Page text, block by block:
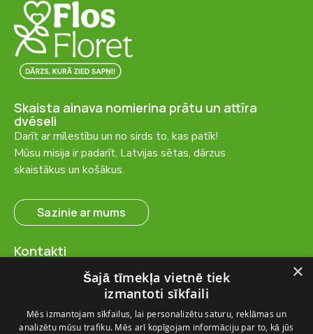
Skaista ainava nomierina prātu un attīra
dvēseli
Darīt ar mīlestību un no sirds to, kas patīk!
Mūsu misija ir padarīt, Latvijas sētas, dārzus
skaistākus un košākus.
Sazinie ar mums
Kontakti
Ventspils nov., Ugāles pag.,
Ugāle, “Salas” – 23, LV-3615
+371 28 767 262
×
Šajā tīmekļa vietnē tiek
izmantoti sīkfaili
Mēs izmantojam sīkfailus, lai personalizētu saturu, reklāmas un
analizētu mūsu trafiku. Mēs arī kopīgojam informāciju par to, kā jūs